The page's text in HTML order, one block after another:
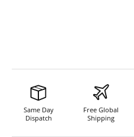
Same Day
Dispatch
Free Global
Shipping